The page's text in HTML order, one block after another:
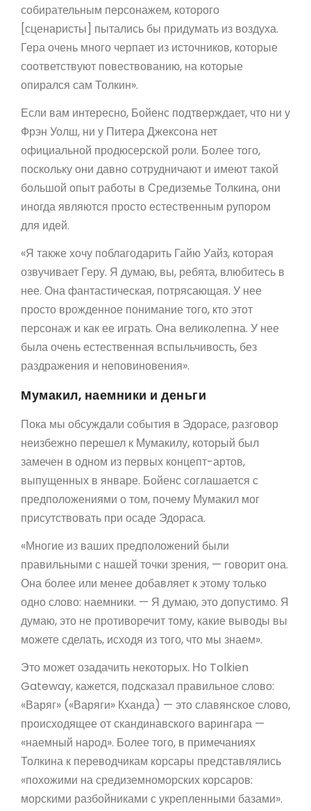
собирательным персонажем, которого
[сценаристы] пытались бы придумать из воздуха.
Гера очень много черпает из источников, которые
соответствуют повествованию, на которые
опирался сам Толкин».
Если вам интересно, Бойенс подтверждает, что ни у
Фрэн Уолш, ни у Питера Джексона нет
официальной продюсерской роли. Более того,
поскольку они давно сотрудничают и имеют такой
большой опыт работы в Средиземье Толкина, они
иногда являются просто естественным рупором
для идей.
«Я также хочу поблагодарить Гайю Уайз, которая
озвучивает Геру. Я думаю, вы, ребята, влюбитесь в
нее. Она фантастическая, потрясающая. У нее
просто врожденное понимание того, кто этот
персонаж и как ее играть. Она великолепна. У нее
была очень естественная вспыльчивость, без
раздражения и неповиновения».
Мумакил, наемники и деньги
Пока мы обсуждали события в Эдорасе, разговор
неизбежно перешел к Мумакилу, который был
замечен в одном из первых концепт-артов,
выпущенных в январе. Бойенс соглашается с
предположениями о том, почему Мумакил мог
присутствовать при осаде Эдораса.
«Многие из ваших предположений были
правильными с нашей точки зрения, — говорит она.
Она более или менее добавляет к этому только
одно слово: наемники. — Я думаю, это допустимо. Я
думаю, это не противоречит тому, какие выводы вы
можете сделать, исходя из того, что мы знаем».
Это может озадачить некоторых. Но Tolkien
Gateway, кажется, подсказал правильное слово:
«Варяг» («Варяги» Кханда) — это славянское слово,
происходящее от скандинавского варингара —
«наемный народ». Более того, в примечаниях
Толкина к переводчикам корсары представлялись
«похожими на средиземноморских корсаров:
морскими разбойниками с укрепленными базами».